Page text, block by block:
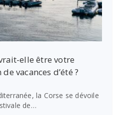
elle être votre
vacances d’été ?
la Corse se dévoile
de…